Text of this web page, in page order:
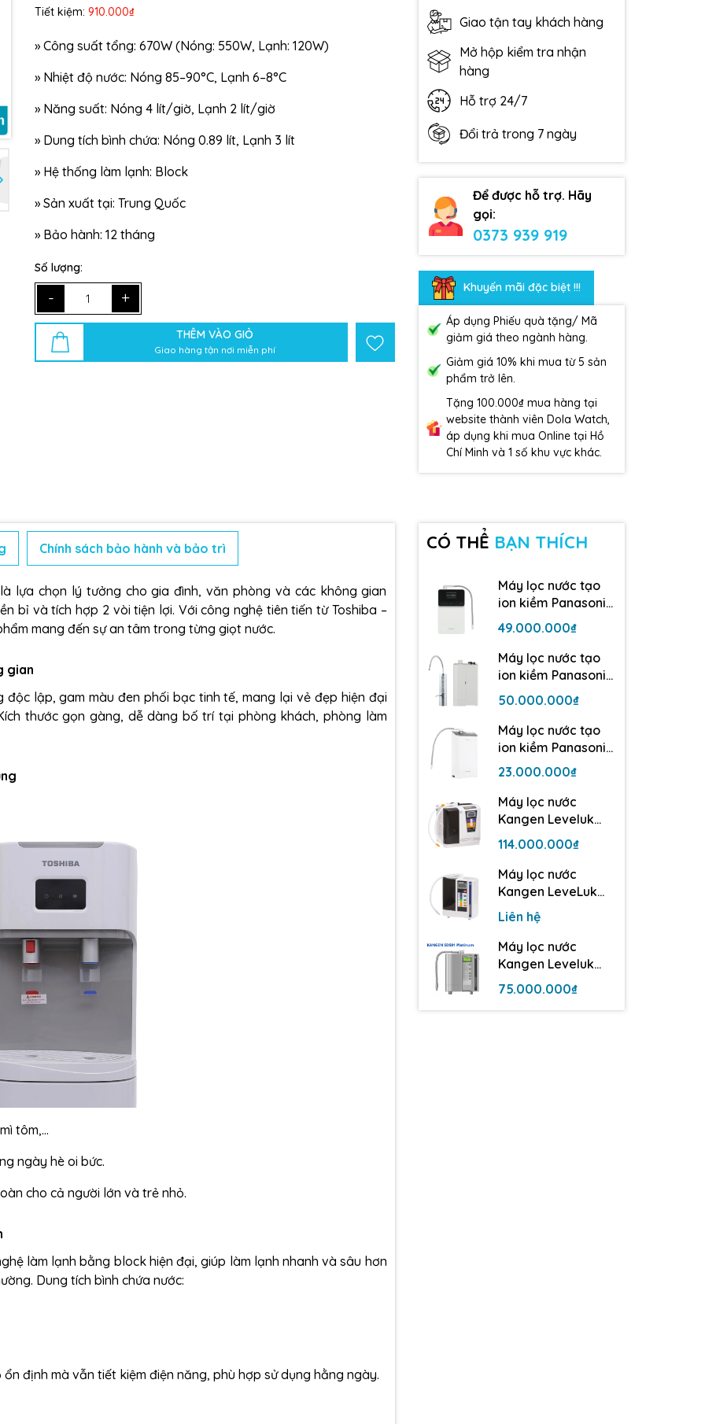
Tiết kiệm: 910.000₫
» Công suất tổng: 670W (Nóng: 550W, Lạnh: 120W)
» Nhiệt độ nước: Nóng 85–90°C, Lạnh 6–8°C
» Năng suất: Nóng 4 lít/giờ, Lạnh 2 lít/giờ
» Dung tích bình chứa: Nóng 0.89 lít, Lạnh 3 lít
» Hệ thống làm lạnh: Block
» Sản xuất tại: Trung Quốc
» Bảo hành: 12 tháng
Số lượng:
- +
THÊM VÀO GIỎ
Giao hàng tận nơi miễn phí
Giao tận tay khách hàng
Mở hộp kiểm tra nhận
hàng
Hỗ trợ 24/7
Đổi trả trong 7 ngày
Để được hỗ trợ. Hãy
gọi:
0373 939 919
Khuyến mãi đặc biệt !!!
Áp dụng Phiếu quà tặng/ Mã
giảm giá theo ngành hàng.
Giảm giá 10% khi mua từ 5 sản
phẩm trở lên.
Tặng 100.000₫ mua hàng tại
website thành viên Dola Watch,
áp dụng khi mua Online tại Hồ
Chí Minh và 1 số khu vực khác.
Ngày hết hạn:
Điều kiện:
Chính sách bảo hành và bảo trì
là lựa chọn lý tưởng cho gia đình, văn phòng và các không gian
bỉ và tích hợp 2 vòi tiện lợi. Với công nghệ tiên tiến từ Toshiba –
mang đến sự an tâm trong từng giọt nước.
gian
độc lập, gam màu đen phối bạc tinh tế, mang lại vẻ đẹp hiện đại
thước gọn gàng, dễ dàng bố trí tại phòng khách, phòng làm
tôm,…
ngày hè oi bức.
cho cả người lớn và trẻ nhỏ.
làm lạnh bằng block hiện đại, giúp làm lạnh nhanh và sâu hơn
Dung tích bình chứa nước:
định mà vẫn tiết kiệm điện năng, phù hợp sử dụng hằng ngày.
CÓ THỂ BẠN THÍCH
Máy lọc nước tạo
ion kiềm Panasonic
TK-AS700 | 5 tấm
điện cực
49.000.000₫
Máy lọc nước tạo
ion kiềm Panasonic
TK-AB50| 5 tấm
điện cực
50.000.000₫
Máy lọc nước tạo
ion kiềm Panasonic
TK-AS500 | 3 tấm
điện cực
23.000.000₫
Máy lọc nước
Kangen Leveluk
Super 501
114.000.000₫
Máy lọc nước
Kangen LeveLuk
JrII - 3 tấm điện cực
Liên hệ
Máy lọc nước
Kangen Leveluk
SD501 Platinum
75.000.000₫